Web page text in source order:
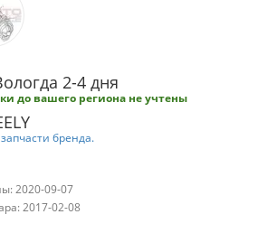
2-4 дня
до вашего региона не учтены
бренда.
2020-09-07
2017-02-08